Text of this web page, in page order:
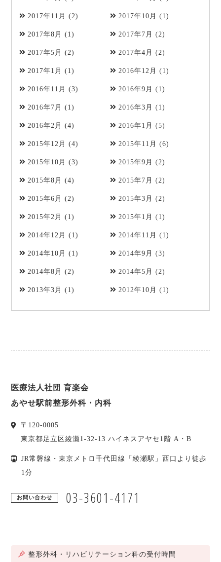
2017年11月 (2) 2017年10月 (1)
2017年8月 (1) 2017年7月 (2)
2017年5月 (2) 2017年4月 (2)
2017年1月 (1) 2016年12月 (1)
2016年11月 (3) 2016年9月 (1)
2016年7月 (1) 2016年3月 (1)
2016年2月 (4) 2016年1月 (5)
2015年12月 (4) 2015年11月 (6)
2015年10月 (3) 2015年9月 (2)
2015年8月 (4) 2015年7月 (2)
2015年6月 (2) 2015年3月 (2)
2015年2月 (1) 2015年1月 (1)
2014年12月 (1) 2014年11月 (1)
2014年10月 (1) 2014年9月 (3)
2014年8月 (2) 2014年5月 (2)
2013年3月 (1) 2012年10月 (1)
医療法人社団 育楽会
あやせ駅前整形外科・内科
〒 120-0005
東京都足立区綾瀬1-32-13 ハイネスアヤセ1階 A・B
JR常磐線・東京メトロ千代田線「綾瀬駅」西口より徒歩
1分
お問い合わせ 03-3601-4171
整形外科・リハビリテーション科の受付時間